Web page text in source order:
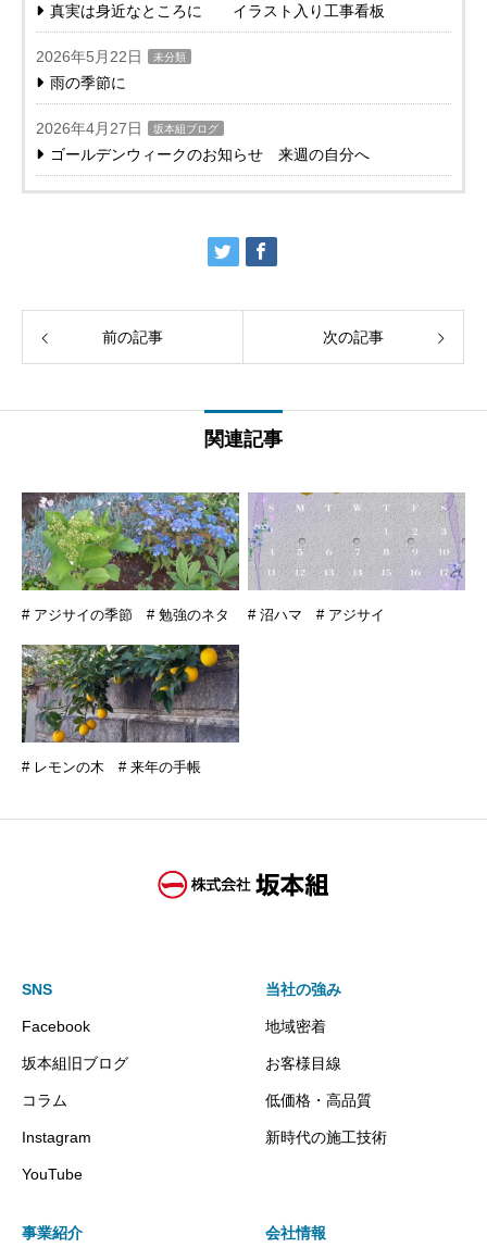
真実は身近なところに イラスト入り工事看板
2026年5月22日 未分類
雨の季節に
2026年4月27日 坂本組ブログ
ゴールデンウィークのお知らせ 来週の自分へ
前の記事 次の記事
関連記事
# アジサイの季節 # 勉強のネタ # 沼ハマ # アジサイ
# レモンの木 # 来年の手帳
SNS
Facebook
坂本組旧ブログ
コラム
Instagram
YouTube
当社の強み
地域密着
お客様目線
低価格・高品質
新時代の施工技術
事業紹介 会社情報